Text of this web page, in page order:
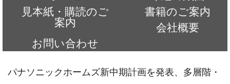
見本紙・購読のご
案内
書籍のご案内
会社概要
お問い合わせ
パナソニックホームズ新中期計画を発表、多層階・